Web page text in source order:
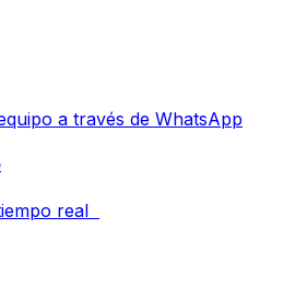
a través de WhatsApp
real